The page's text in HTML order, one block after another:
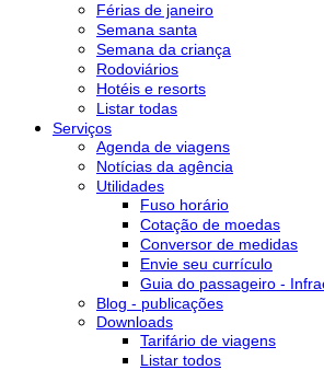
Férias de janeiro
Semana santa
Semana da criança
Rodoviários
Hotéis e resorts
Listar todas
Serviços
Agenda de viagens
Notícias da agência
Utilidades
Fuso horário
Cotação de moedas
Conversor de medidas
Envie seu currículo
Guia do passageiro -
Blog - publicações
Downloads
Tarifário de viagens
Listar todos